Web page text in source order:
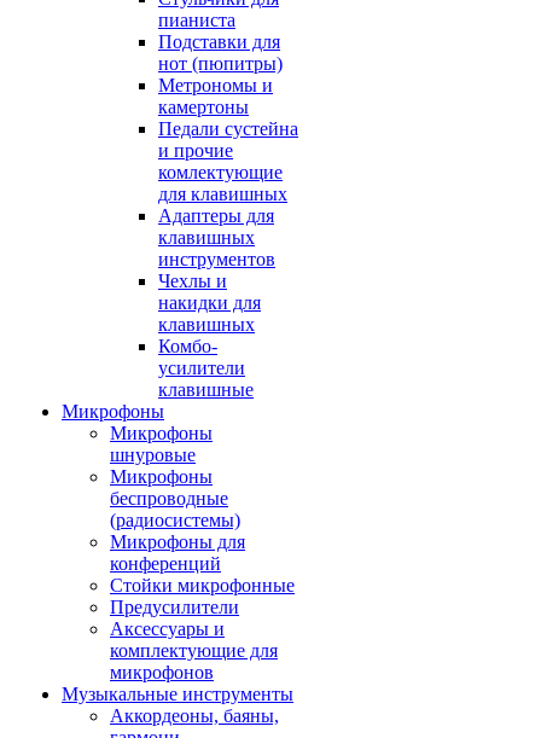
пианиста
Подставки для
нот (пюпитры)
Метрономы и
камертоны
Педали сустейна
и прочие
комлектующие
для клавишных
Адаптеры для
клавишных
инструментов
Чехлы и
накидки для
клавишных
Комбо-
усилители
клавишные
Микрофоны
Микрофоны
шнуровые
Микрофоны
беспроводные
(радиосистемы)
Микрофоны для
конференций
Стойки микрофонные
Предусилители
Аксессуары и
комплектующие для
микрофонов
Музыкальные инструменты
Аккордеоны, баяны,